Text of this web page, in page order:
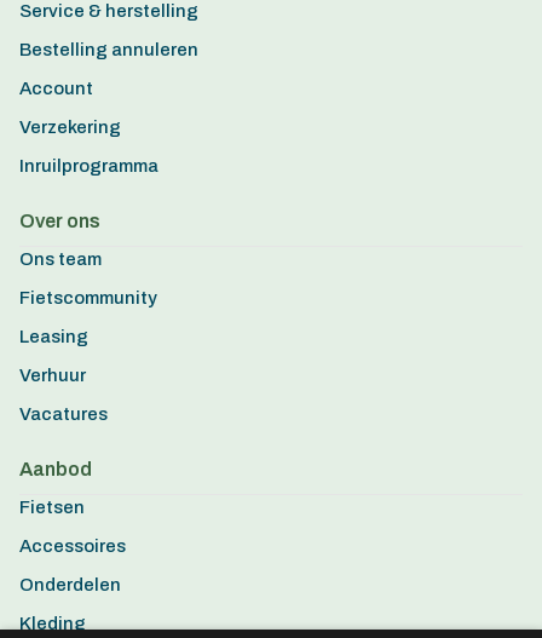
Service & herstelling
Bestelling annuleren
Account
Verzekering
Inruilprogramma
Over ons
Ons team
Fietscommunity
Leasing
Verhuur
Vacatures
Aanbod
Fietsen
Accessoires
Onderdelen
Kleding